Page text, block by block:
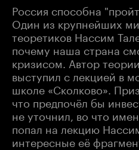
Россия способна
Один из крупнейших
теоретиков Нассим
почему наша страна
кризисом. Автор
выступил с лекцией в
школе «Сколково».
что предпочёл бы
не уточнил, во что
попал на лекцию
интересные её